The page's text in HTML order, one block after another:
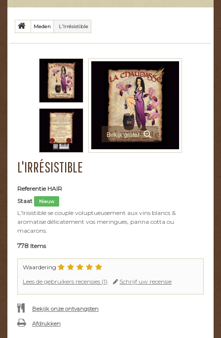
Meden L'Irrésistible
Bekijk groter
L'IRRÉSISTIBLE
Referentie HAIR
Staat
Nieuw
L'Irisistible se couple voluptueusement aux vins blancs &
aromatise délicatement vos meringues, panna cotta ou
macarons.
778 Items
Waardering
Lees de gebruikers recensies (1) Schrijf uw recensie
Bekijk onze ontvangsten
Afdrukken